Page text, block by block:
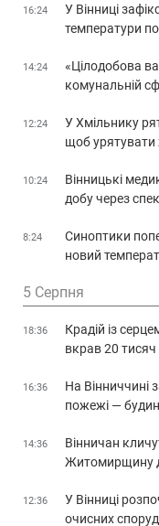
16:24
У Вінниці
температури
14:24
«Цілодобова
комунальній
12:24
У Хмільнику
щоб урятувати
10:24
Вінницькі
добу через
8:24
Синоптики
новий
5 Серпня
18:36
Крадій із
вкрав 20 тисяч
16:36
На Вінниччині
пожежі —
14:36
Вінничан
Житомирщину
12:36
У Вінниці
очисних